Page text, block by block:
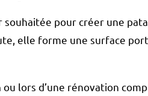
pour créer une
elle forme une surface
lors d’une rénovation